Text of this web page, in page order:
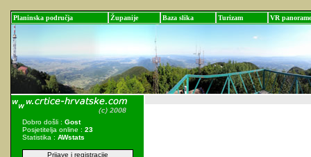
Planinska područja Županije Baza slika Turizam VR panorame
Dobro došli : Gost
Posjetitelja online : 23
Statistika : AWstats
Prijave i registracije